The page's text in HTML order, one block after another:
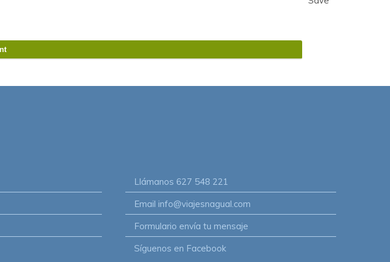
Llámanos 627 548 221
Email info@viajesnagual.com
Formulario envía tu mensaje
Síguenos en Facebook